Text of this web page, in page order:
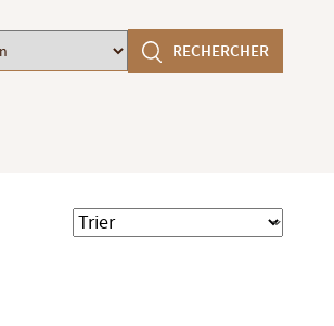
RECHERCHER
Trier